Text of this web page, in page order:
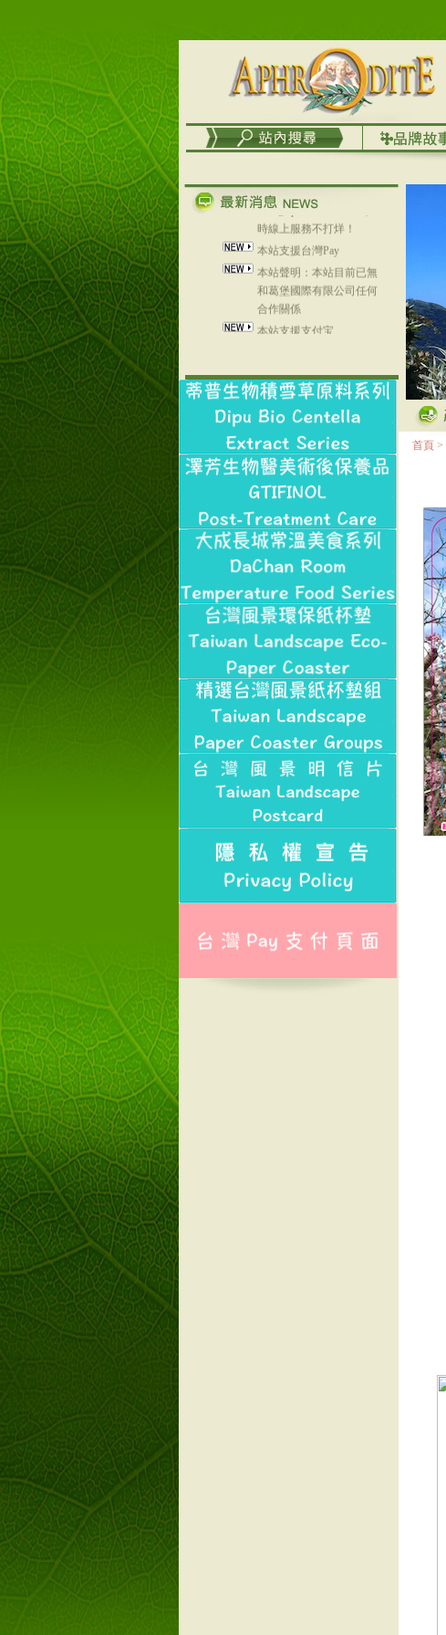
地區～
在外租屋者、居住處無管
理員、不方便在工作地點
取件者，歡迎多多使用
【郵局i郵箱】的服務喔～
【i郵箱】設立的地點，請
進入內頁連結～
Line@aphrodite2020 24小
時線上服務不打烊！
本站支援台灣Pay
本站聲明：本站目前已無
和葛堡國際有限公司任何
合作關係
本站支援支付宝
2017年1月1日起，中国大
首頁 >